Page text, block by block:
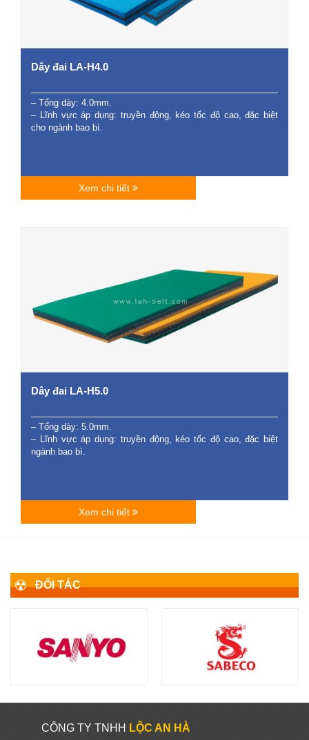
Dây đai LA-H4.0
– Tổng dày: 4.0mm.
– Lĩnh vực áp dụng: truyền động, kéo tốc độ cao, đặc biệt
cho ngành bao bì.
Xem chi tiết
Dây đai LA-H5.0
– Tổng dày: 5.0mm.
– Lĩnh vực áp dụng: truyền động, kéo tốc độ cao, đặc biệt
ngành bao bì.
Xem chi tiết
ĐỐI TÁC
CÔNG TY TNHH LỘC AN HÀ